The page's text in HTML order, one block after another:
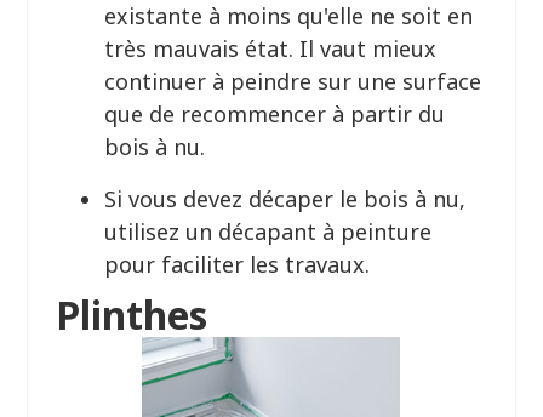
existante à moins qu'elle ne soit en
très mauvais état. Il vaut mieux
continuer à peindre sur une surface
que de recommencer à partir du
bois à nu.
Si vous devez décaper le bois à nu,
utilisez un décapant à peinture
pour faciliter les travaux.
Plinthes